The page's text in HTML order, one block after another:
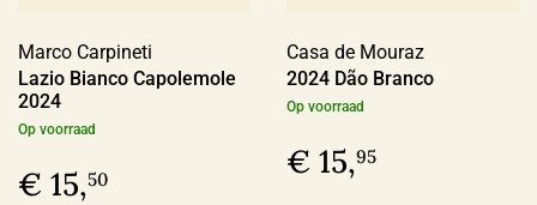
Marco Carpineti
Lazio Bianco Capolemole
2024
Op voorraad
€ 15,50
Casa de Mouraz
2024 Dão Branco
Op voorraad
€ 15,95